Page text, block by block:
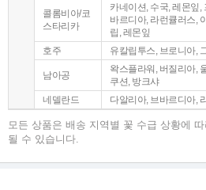
콜롬비아/코
스타리카
카네이션, 수국, 레몬잎,
바르디아, 라런큘러스,
립, 레몬잎
호주
유칼립투스, 브로니아,
남아공
왁스플라워, 버질리아,
쿠션, 방크샤
네델란드
다알리아, 브바르디아,
모든 상품은 배송 지역별 꽃 수급 상황에
될 수 있습니다.